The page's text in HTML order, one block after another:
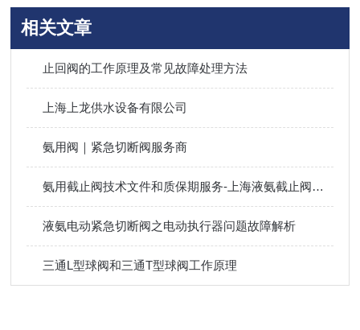
相关文章
止回阀的工作原理及常见故障处理方法
上海上龙供水设备有限公司
氨用阀｜紧急切断阀服务商
氨用截止阀技术文件和质保期服务-上海液氨截止阀厂家
液氨电动紧急切断阀之电动执行器问题故障解析
三通L型球阀和三通T型球阀工作原理